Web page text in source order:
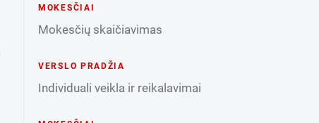
MOKESČIAI
Mokesčių skaičiavimas
VERSLO PRADŽIA
Individuali veikla ir reikalavimai